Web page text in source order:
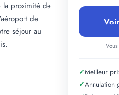
la proximité de
de
séjour au
✓Meilleur
✓Annulation